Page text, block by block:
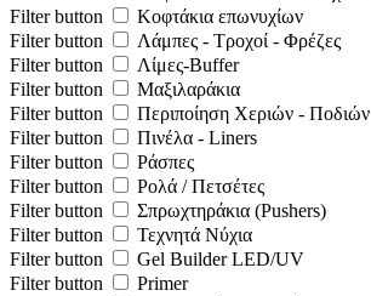
Filter button
Κοφτάκια επωνυχίων
Filter button
Λάμπες - Τροχοί - Φρέζες
Filter button
Λίμες-Buffer
Filter button
Μαξιλαράκια
Filter button
Περιποίηση Χεριών - Ποδιών
Filter button
Πινέλα - Liners
Filter button
Ράσπες
Filter button
Ρολά / Πετσέτες
Filter button
Σπρωχτηράκια (Pushers)
Filter button
Τεχνητά Νύχια
Filter button
Gel Builder LED/UV
Filter button
Primer